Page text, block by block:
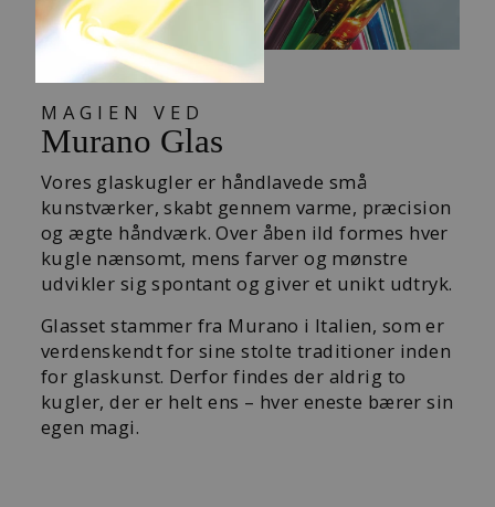
MAGIEN VED
Murano Glas
Vores glaskugler er håndlavede små
kunstværker, skabt gennem varme, præcision
og ægte håndværk. Over åben ild formes hver
kugle nænsomt, mens farver og mønstre
udvikler sig spontant og giver et unikt udtryk.
Glasset stammer fra Murano i Italien, som er
verdenskendt for sine stolte traditioner inden
for glaskunst. Derfor findes der aldrig to
kugler, der er helt ens – hver eneste bærer sin
egen magi.